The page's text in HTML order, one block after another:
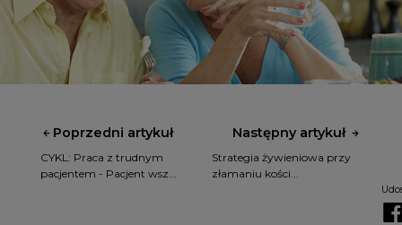
Poprzedni artykuł
CYKL: Praca z trudnym
pacjentem - Pacjent wsz...
Następny artykuł
Strategia żywieniowa przy
złamaniu kości...